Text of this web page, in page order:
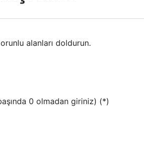
alanları doldurun.
0 olmadan giriniz) (*)